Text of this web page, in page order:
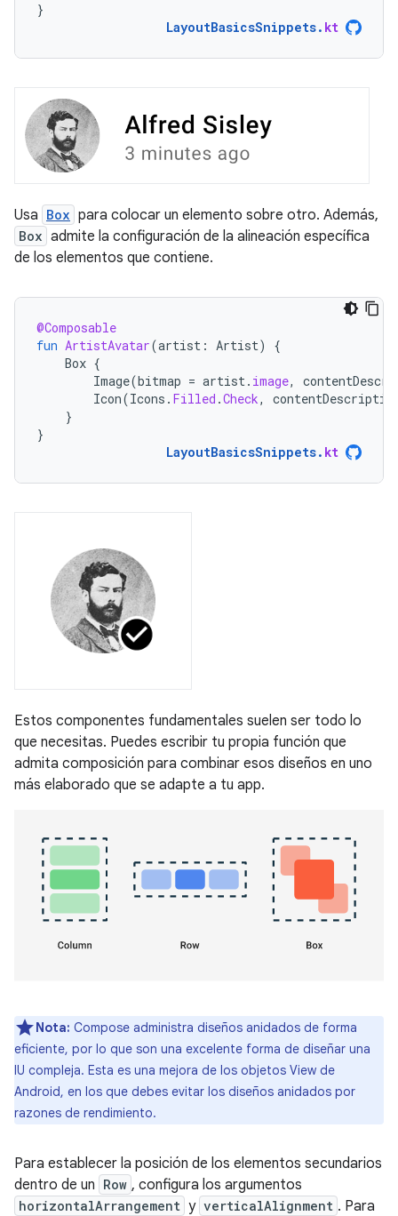
}
LayoutBasicsSnippets. kt
Usa Box para colocar un elemento sobre otro. Además,
Box admite la configuración de la alineación específica
de los elementos que contiene.
@Composable
fun ArtistAvatar(artist : Artist)
{
Box {
Image(bitmap = artist. image,
Icon(Icons . Filled .Check,
}
}
LayoutBasicsSnippets. kt
Estos componentes fundamentales suelen ser todo lo
que necesitas. Puedes escribir tu propia función que
admita composición para combinar esos diseños en uno
más elaborado que se adapte a tu app.
Nota: Compose administra diseños anidados de forma
eficiente, por lo que son una excelente forma de diseñar una
IU compleja. Esta es una mejora de los objetos View de
Android, en los que debes evitar los diseños anidados por
razones de rendimiento.
Para establecer la posición de los elementos secundarios
dentro de un Row , configura los argumentos
horizontalArrangement y verticalAlignment . Para